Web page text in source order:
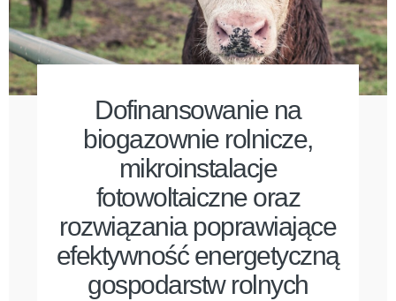
Dofinansowanie na
biogazownie rolnicze,
mikroinstalacje
fotowoltaiczne oraz
rozwiązania poprawiające
efektywność energetyczną
gospodarstw rolnych